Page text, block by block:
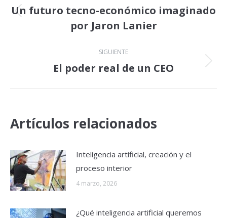
entre
publicaciones
Publicación
anterior:
Un futuro tecno-económico imaginado
por Jaron Lanier
SIGUIENTE
Publicación
El poder real de un CEO
Artículos relacionados
Inteligencia artificial, creación y el
proceso interior
4 marzo, 2026
¿Qué inteligencia artificial queremos